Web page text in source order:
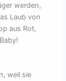
werden,
Laub von
aus Rot,
weil sie